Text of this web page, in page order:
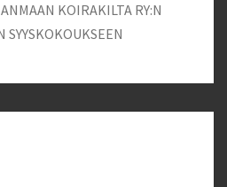
KOIRAKILTA RY:N
SYYSKOKOUKSEEN